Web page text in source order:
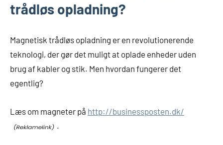
trådløs opladning?
Magnetisk trådløs opladning er en revolutionerende
teknologi, der gør det muligt at oplade enheder uden
brug af kabler og stik. Men hvordan fungerer det
egentlig?
Læs om magneter på http://businessposten.dk/
.